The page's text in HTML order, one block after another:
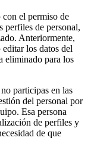
el permiso de
perfiles de personal,
Anteriormente,
los datos del
eliminado para los
participas en las
del personal por
Esa persona
de perfiles y
de que